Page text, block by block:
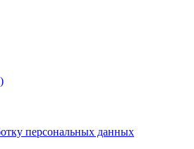
персональных данных